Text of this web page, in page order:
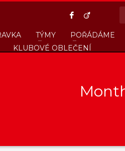
TÝMY POŘÁDÁME
KLUBOVÉ OBLEČENÍ